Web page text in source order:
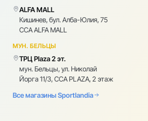
ALFA MALL
Кишинев, бул. Алба-Юлия, 75
CCA ALFA MALL
МУН. БЕЛЬЦЫ
ТРЦ Plaza 2 эт.
мун. Бельцы, ул. Николай
Йорга 11/3, CCA PLAZA, 2 этаж
Все магазины Sportlandia